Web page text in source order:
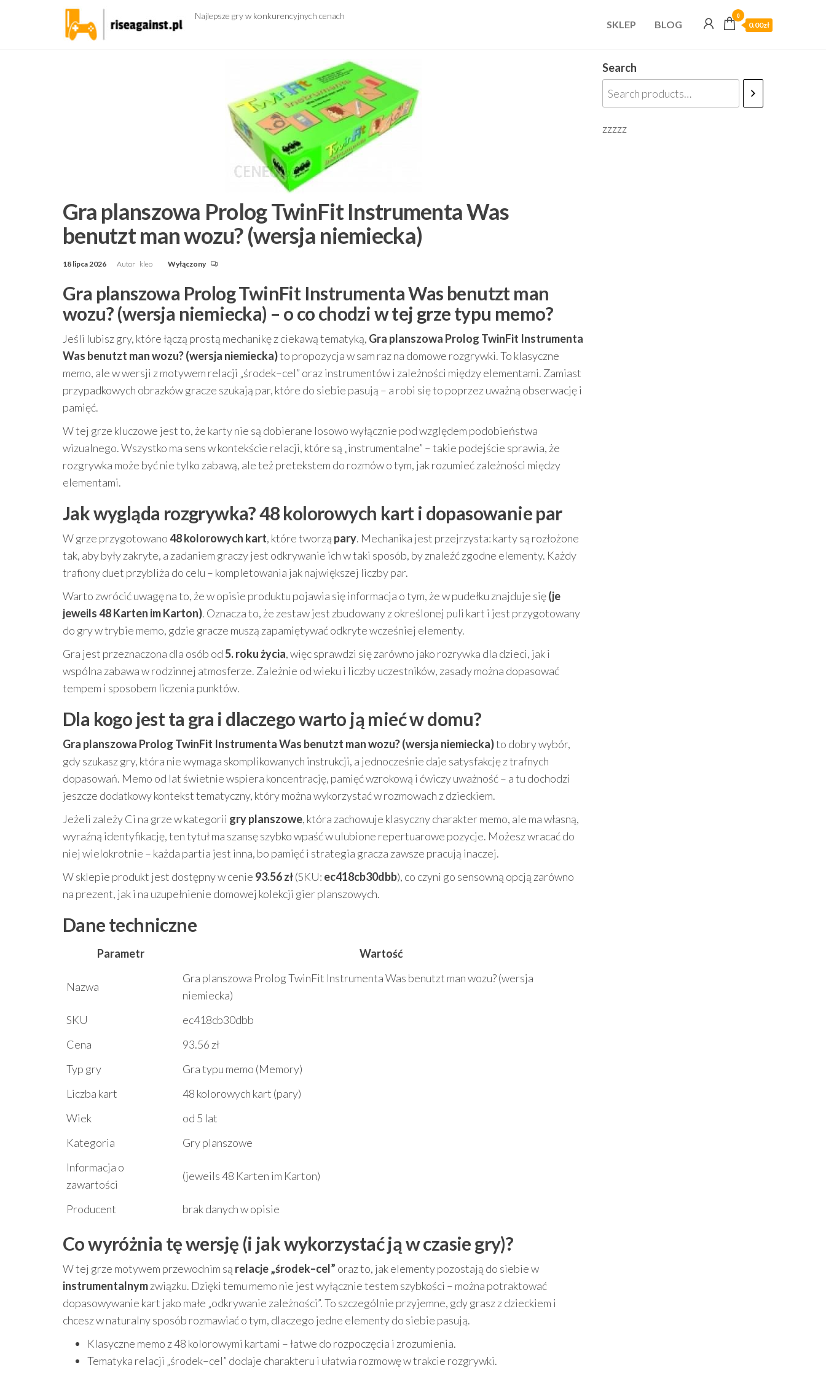
Najlepsze gry w konkurencyjnych cenach
SKLEP BLOG
0
0.00zł
Gra planszowa Prolog TwinFit Instrumenta Was
benutzt man wozu? (wersja niemiecka)
18 lipca 2026 Autor kleo Wyłączony
Gra planszowa Prolog TwinFit Instrumenta Was benutzt man
wozu? (wersja niemiecka) – o co chodzi w tej grze typu memo?
Jeśli lubisz gry, które łączą prostą mechanikę z ciekawą tematyką, Gra planszowa Prolog TwinFit Instrumenta
Was benutzt man wozu? (wersja niemiecka)to propozycja w sam raz na domowe rozgrywki. To klasyczne
memo, ale w wersji z motywem relacji „środek–cel” oraz instrumentów i zależności między elementami. Zamiast
przypadkowych obrazków gracze szukają par, które do siebie pasują – a robi się to poprzez uważną obserwację i
pamięć.
W tej grze kluczowe jest to, że karty nie są dobierane losowo wyłącznie pod względem podobieństwa
wizualnego. Wszystko ma sens w kontekście relacji, które są „instrumentalne” – takie podejście sprawia, że
rozgrywka może być nie tylko zabawą, ale też pretekstem do rozmów o tym, jak rozumieć zależności między
elementami.
Jak wygląda rozgrywka? 48 kolorowych kart i dopasowanie par
W grze przygotowano48 kolorowych kart, które tworzą pary. Mechanika jest przejrzysta: karty są rozłożone
tak, aby były zakryte, a zadaniem graczy jest odkrywanie ich w taki sposób, by znaleźć zgodne elementy. Każdy
trafiony duet przybliża do celu – kompletowania jak największej liczby par.
Warto zwrócić uwagę na to, że w opisie produktu pojawia się informacja o tym, że w pudełku znajduje się(je
jeweils 48 Karten im Karton). Oznacza to, że zestaw jest zbudowany z określonej puli kart i jest przygotowany
do gry w trybie memo, gdzie gracze muszą zapamiętywać odkryte wcześniej elementy.
Gra jest przeznaczona dla osób od5. roku życia, więc sprawdzi się zarówno jako rozrywka dla dzieci, jak i
wspólna zabawa w rodzinnej atmosferze. Zależnie od wieku i liczby uczestników, zasady można dopasować
tempem i sposobem liczenia punktów.
Dla kogo jest ta gra i dlaczego warto ją mieć w domu?
Gra planszowa Prolog TwinFit Instrumenta Was benutzt man wozu? (wersja niemiecka)to dobry wybór,
gdy szukasz gry, która nie wymaga skomplikowanych instrukcji, a jednocześnie daje satysfakcję z trafnych
dopasowań. Memo od lat świetnie wspiera koncentrację, pamięć wzrokową i ćwiczy uważność – a tu dochodzi
jeszcze dodatkowy kontekst tematyczny, który można wykorzystać w rozmowach z dzieckiem.
Jeżeli zależy Ci na grze w kategorii gry planszowe, która zachowuje klasyczny charakter memo, ale ma własną,
wyraźną identyfikację, ten tytuł ma szansę szybko wpaść w ulubione repertuarowe pozycje. Możesz wracać do
niej wielokrotnie – każda partia jest inna, bo pamięć i strategia gracza zawsze pracują inaczej.
W sklepie produkt jest dostępny w cenie 93.56 zł(SKU: ec418cb30dbb), co czyni go sensowną opcją zarówno
na prezent, jak i na uzupełnienie domowej kolekcji gier planszowych.
Dane techniczne
Parametr Wartość
Nazwa
Gra planszowa Prolog TwinFit Instrumenta Was benutzt man wozu? (wersja
niemiecka)
SKU
ec418cb30dbb
Cena
93.56 zł
Typ gry
Gra typu memo (Memory)
Liczba kart
48 kolorowych kart (pary)
Wiek
od 5 lat
Kategoria
Gry planszowe
Informacja o
zawartości
(jeweils 48 Karten im Karton)
Producent brak danych w opisie
Co wyróżnia tę wersję (i jak wykorzystać ją w czasie gry)?
W tej grze motywem przewodnim są relacje „środek–cel” oraz to, jak elementy pozostają do siebie w
instrumentalnymzwiązku. Dzięki temu memo nie jest wyłącznie testem szybkości – można potraktować
dopasowywanie kart jako małe „odkrywanie zależności”. To szczególnie przyjemne, gdy grasz z dzieckiem i
chcesz w naturalny sposób rozmawiać o tym, dlaczego jedne elementy do siebie pasują.
Klasyczne memo z 48 kolorowymi kartami – łatwe do rozpoczęcia i zrozumienia.
Tematyka relacji „środek–cel” dodaje charakteru i ułatwia rozmowę w trakcie rozgrywki.
Search
zzzzz